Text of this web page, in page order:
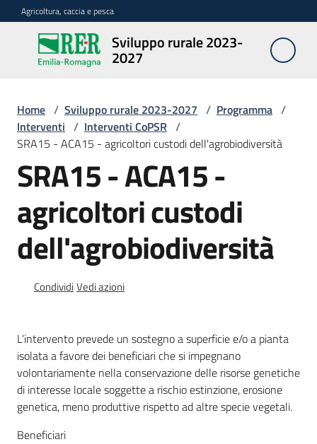
Vai al contenuto
Vai alla navigazione
Vai al footer
Agricoltura, caccia e pesca
Sviluppo rurale 2023-
2027
Sviluppo
rurale
2027
Programma
Opportunità
attuative
Normativa
Home / Sviluppo rurale 2023-2027 / Programma /
Interventi / Interventi CoPSR /
SRA15 - ACA15 - agricoltori custodi dell'agrobiodiversità
SRA15 - ACA15 -
agricoltori custodi
dell'agrobiodiversità
CondividiVedi azioni
L’intervento prevede un sostegno a superficie e/o a pianta
isolata a favore dei beneficiari che si impegnano
volontariamente nella conservazione delle risorse genetiche
di interesse locale soggette a rischio estinzione, erosione
genetica, meno produttive rispetto ad altre specie vegetali.
Beneficiari